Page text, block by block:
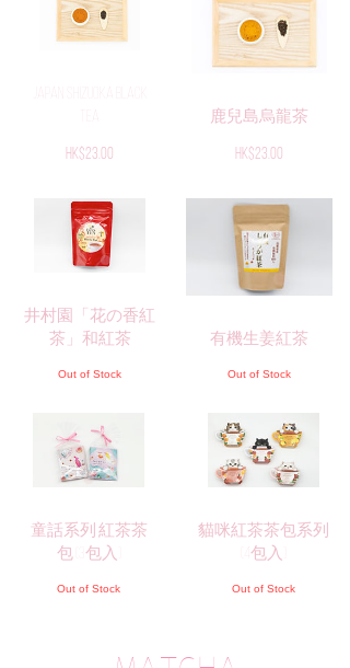
HK$23.00
鹿兒島烏龍茶
HK$23.00
井村園「花の香紅
茶」和紅茶
Out of Stock
有機生姜紅茶
Out of Stock
童話系列 紅茶茶
包 (3包入)
Out of Stock
貓咪紅茶茶包系列
(4包入)
Out of Stock